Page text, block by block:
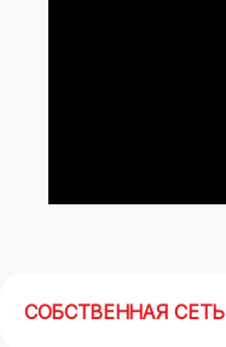
СОБСТВЕННАЯ СЕТЬ